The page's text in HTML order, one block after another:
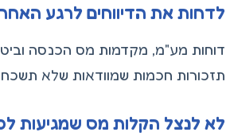
לדחות את הדיווחים לרגע
דוחות מע"מ, מקדמות מס הכנסה
תזכורות חכמות שמוודאות שלא תשכחו
לא לנצל הקלות מס שמגיעות